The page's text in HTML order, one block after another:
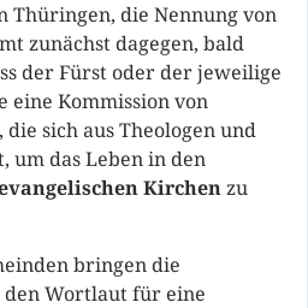
Thüringen, die Nennung von
zunächst dagegen, bald
der Fürst oder der jeweilige
eine Kommission von
die sich aus Theologen und
um das Leben in den
Kirchenzu
bringen die
den Wortlaut für eine